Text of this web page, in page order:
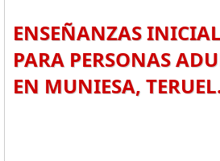
ENSEÑANZAS
PARA PERSONAS
EN MUNIESA,